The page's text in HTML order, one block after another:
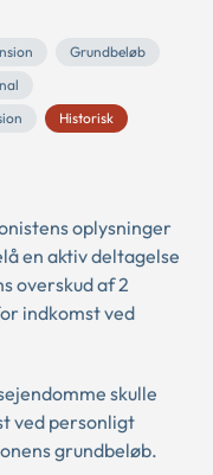
Grundbeløb
Historisk
oplysninger
en aktiv deltagelse
overskud af 2
indkomst ved
skulle
ved personligt
grundbeløb.